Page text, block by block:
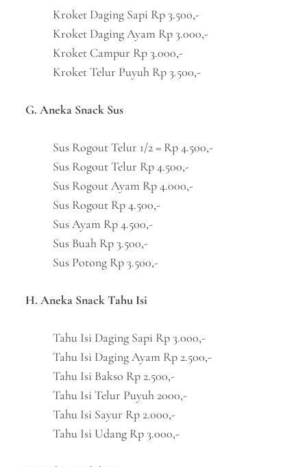
Kroket Daging Sapi Rp 3.500,-
Kroket Daging Ayam Rp 3.000,-
Kroket Campur Rp 3.000,-
Kroket Telur Puyuh Rp 3.500,-
G. Aneka Snack Sus
Sus Rogout Telur 1/2 = Rp 4.500,-
Sus Rogout Telur Rp 4.500,-
Sus Rogout Ayam Rp 4.000,-
Sus Rogout Rp 4.500,-
Sus Ayam Rp 4.500,-
Sus Buah Rp 3.500,-
Sus Potong Rp 3.500,-
H. Aneka Snack Tahu Isi
Tahu Isi Daging Sapi Rp 3.000,-
Tahu Isi Daging Ayam Rp 2.500,-
Tahu Isi Bakso Rp 2.500,-
Tahu Isi Telur Puyuh 2000,-
Tahu Isi Sayur Rp 2.000,-
Tahu Isi Udang Rp 3.000,-